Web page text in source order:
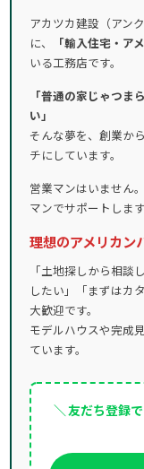
アカツカ建設（アン
に、
「輸入住宅・ア
いる工務店です。
「普通の家じゃつま
い」
そんな夢を、創業か
チにしています。
営業マンはいません
マンでサポートしま
理想のアメリカン
「土地探しから相談
したい」「まずはカ
大歓迎です。
モデルハウスや完成
ています。
＼ 友だち登録